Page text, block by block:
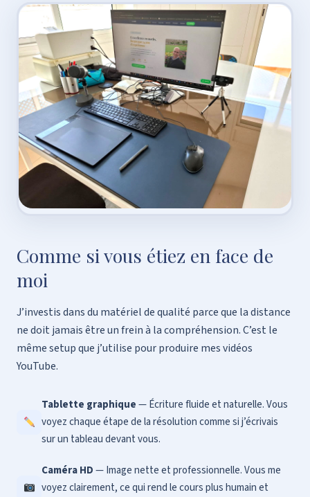
Comme si vous étiez en face de
moi
J’investis dans du matériel de qualité parce que la distance
ne doit jamais être un frein à la compréhension. C’est le
même setup que j’utilise pour produire mes vidéos
YouTube.
Tablette graphique— Écriture fluide et naturelle. Vous
voyez chaque étape de la résolution comme si j’écrivais
sur un tableau devant vous.
Caméra HD— Image nette et professionnelle. Vous me
voyez clairement, ce qui rend le cours plus humain et